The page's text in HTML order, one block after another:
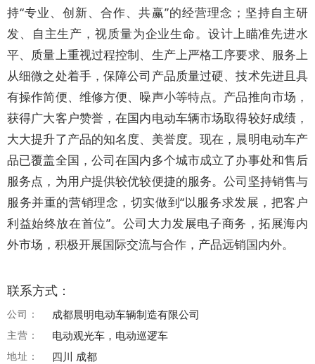
持“专业、创新、合作、共赢”的经营理念；坚持自主研
发、自主生产，视质量为企业生命。设计上瞄准先进水
平、质量上重视过程控制、生产上严格工序要求、服务上
从细微之处着手，保障公司产品质量过硬、技术先进且具
有操作简便、维修方便、噪声小等特点。产品推向市场，
获得广大客户赞誉，在国内电动车辆市场取得较好成绩，
大大提升了产品的知名度、美誉度。现在，晨明电动车产
品已覆盖全国，公司在国内多个城市成立了办事处和售后
服务点，为用户提供较优较便捷的服务。公司坚持销售与
服务并重的营销理念，切实做到“以服务求发展，把客户
利益始终放在首位”。公司大力发展电子商务，拓展海内
外市场，积极开展国际交流与合作，产品远销国内外。
联系方式：
公司： 成都晨明电动车辆制造有限公司
主营： 电动观光车，电动巡逻车
地址： 四川 成都